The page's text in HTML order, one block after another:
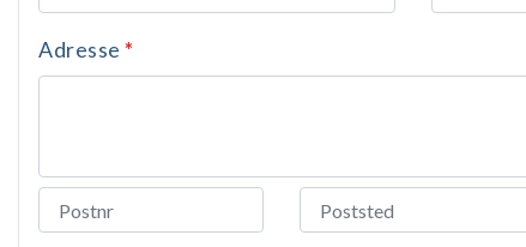
Adresse*